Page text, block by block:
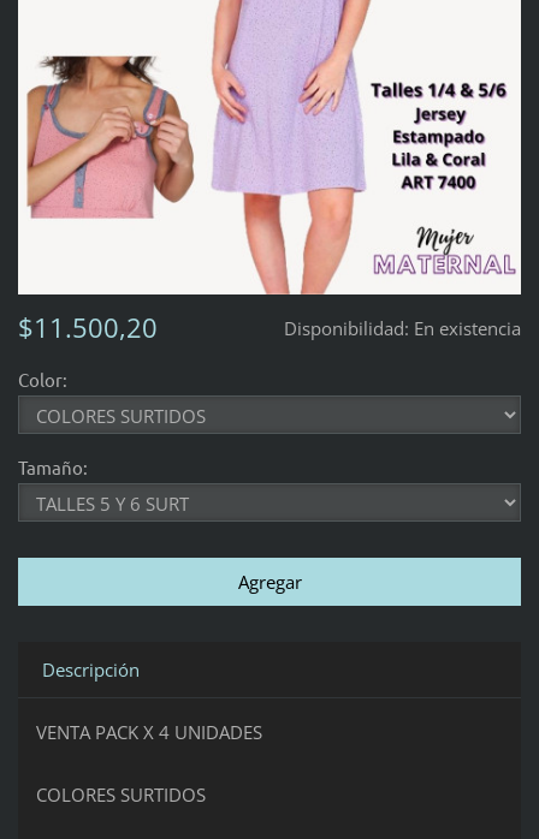
Disponibilidad: En existencia
$11.500,20
Color:
Tamaño:
Descripción
VENTA PACK X 4 UNIDADES
COLORES SURTIDOS